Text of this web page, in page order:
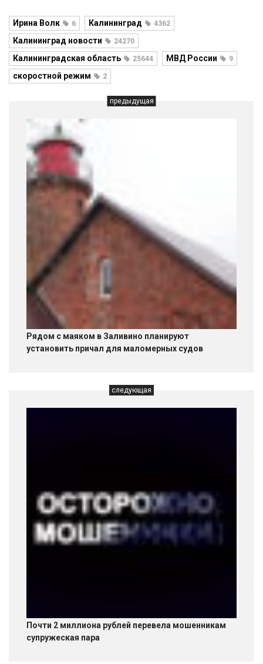
Ирина Волк 6 Калининград 4362
Калининград новости 24270
Калининградская область 25644 МВД России 9
скоростной режим 2
предыдущая
Рядом с маяком в Заливино планируют
установить причал для маломерных судов
следующая
Почти 2 миллиона рублей перевела мошенникам
супружеская пара